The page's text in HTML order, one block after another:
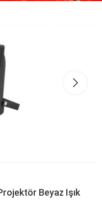
Beyaz Işık